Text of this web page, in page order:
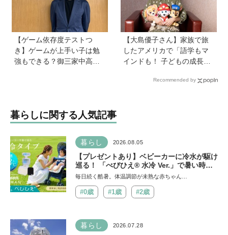
【ゲーム依存度テストつ
き】ゲームが上手い子は勉
強もできる？御三家中高卒
【大島優子さん】家族で旅
したアメリカで「語学もマ
インドも！ 子どもの成長は
た映画『パウ・パトロール
Recommended by
暮らしに関する人気記事
暮らし 2026.08.05
【プレゼントあり】ベビーカーに冷水が駆け
巡る！ 「べびひえ® 水冷 Ver.」で暑い時期
の赤ちゃんのお出かけをサポート
毎日続く酷暑。体温調節が未熟な赤ちゃん…
#0歳 #1歳 #2歳
暮らし 2026.07.28